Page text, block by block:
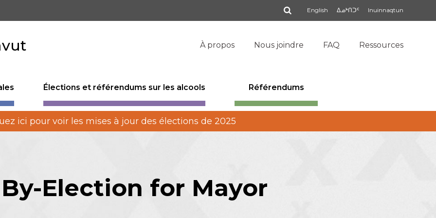
English ᐃᓄᒃᑎᑐᑦ Inuinnaqtun
Rechercher
À propos Nous joindre FAQ Ressources
Élections et référendums sur les alcools Référendums
ici pour voir les mises à jour des élections de 2025
Election for Mayor